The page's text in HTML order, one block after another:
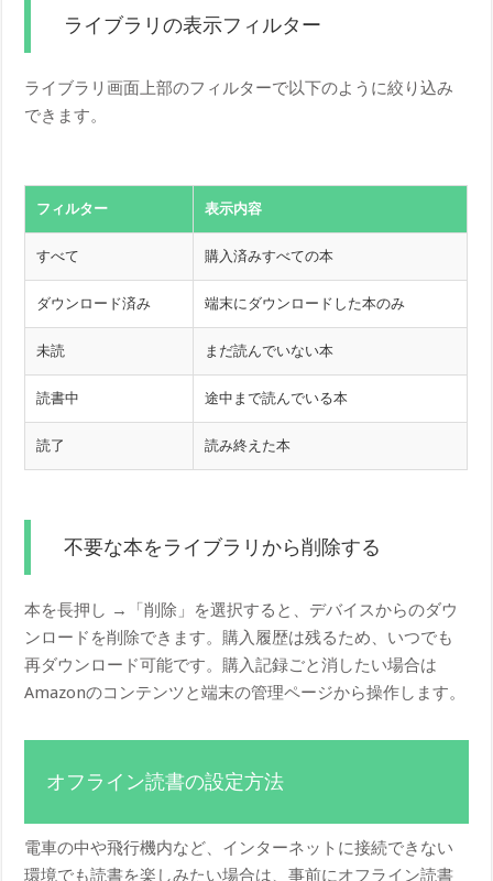
ライブラリの表示フィルター
ライブラリ画面上部のフィルターで以下のように絞り込み
できます。
フィルター 表示内容
すべて 購入済みすべての本
ダウンロード済み 端末にダウンロードした本のみ
未読 まだ読んでいない本
読書中 途中まで読んでいる本
読了 読み終えた本
不要な本をライブラリから削除する
本を長押し →「削除」を選択すると、デバイスからのダウ
ンロードを削除できます。購入履歴は残るため、いつでも
再ダウンロード可能です。購入記録ごと消したい場合は
Amazonのコンテンツと端末の管理ページから操作します。
オフライン読書の設定方法
電車の中や飛行機内など、インターネットに接続できない
環境でも読書を楽しみたい場合は、事前にオフライン読書